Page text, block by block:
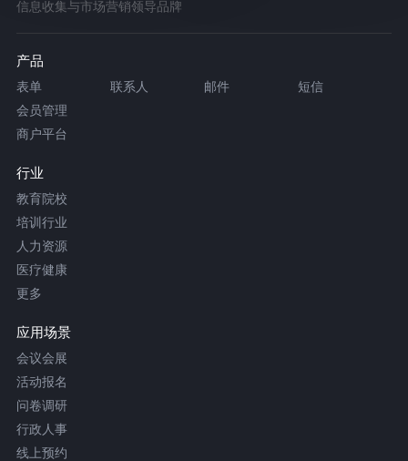
信息收集与市场营销领导品牌
产品
表单 联系人 邮件
短信
会员管理
商户平台
行业
教育院校
培训行业
人力资源
医疗健康
更多
应用场景
会议会展
活动报名
问卷调研
行政人事
线上预约